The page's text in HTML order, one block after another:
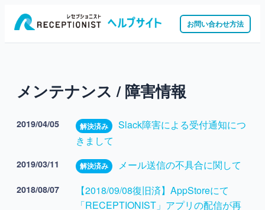
お問い合わせ方法
メンテナンス / 障害情報
2019/04/05 解決済み
Slack障害による受付通知につ
きまして
2019/03/11 解決済み メール送信の不具合に関して
2018/08/07
【2018/09/08復旧済】AppStoreにて
「RECEPTIONIST」アプリの配信が再